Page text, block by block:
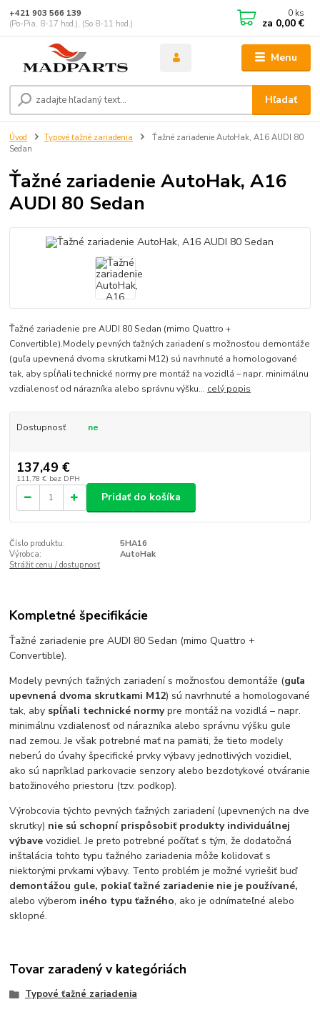
Menu
Hľadať
+421 903 566 139
(Po-Pia, 8-17 hod.), (So 8-11 hod.)
0 ks
za 0,00 €
Úvod Typové ťažné zariadenia
Ťažné zariadenie AutoHak, A16 AUDI 80
Sedan
Ťažné zariadenie AutoHak, A16
AUDI 80 Sedan
Ťažné zariadenie pre AUDI 80 Sedan (mimo Quattro +
Convertible).Modely pevných ťažných zariadení s možnosťou demontáže
(guľa upevnená dvoma skrutkami M12) sú navrhnuté a homologované
tak, aby spĺňali technické normy pre montáž na vozidlá – napr. minimálnu
vzdialenosť od nárazníka alebo správnu výšku... celý popis
Dostupnosť ne
137,49 €
111,78 € bez DPH
Pridať do košíka
Číslo produktu:
5HA16
Výrobca:
AutoHak
Strážiť cenu / dostupnosť
Kompletné špecifikácie
Ťažné zariadenie pre AUDI 80 Sedan (mimo Quattro +
Convertible).
Modely pevných ťažných zariadení s možnosťou demontáže (guľa
upevnená dvoma skrutkami M12) sú navrhnuté a homologované
tak, aby spĺňali technické normypre montáž na vozidlá – napr.
minimálnu vzdialenosť od nárazníka alebo správnu výšku gule
nad zemou. Je však potrebné mať na pamäti, že tieto modely
neberú do úvahy špecifické prvky výbavy jednotlivých vozidiel,
ako sú napríklad parkovacie senzory alebo bezdotykové otváranie
batožinového priestoru (tzv. podkop).
Výrobcovia týchto pevných ťažných zariadení (upevnených na dve
skrutky) nie sú schopní prispôsobiť produkty individuálnej
výbavevozidiel. Je preto potrebné počítať s tým, že dodatočná
inštalácia tohto typu ťažného zariadenia môže kolidovať s
niektorými prvkami výbavy. Tento problém je možné vyriešiť buď
demontážou gule, pokiaľ ťažné zariadenie nie je používané,
alebo výberom iného typu ťažného, ako je odnímateľné alebo
sklopné.
Tovar zaradený v kategóriách
Typové ťažné zariadenia